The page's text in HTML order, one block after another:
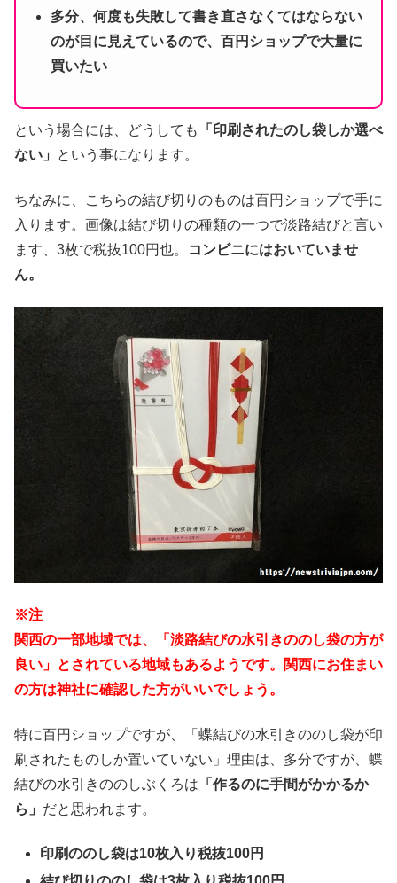
多分、何度も失敗して書き直さなくてはならない
のが目に見えているので、百円ショップで大量に
買いたい
という場合には、どうしても
「印刷されたのし袋しか選べ
ない」
という事になります。
ちなみに、こちらの結び切りのものは百円ショップで手に
入ります。画像は結び切りの種類の一つで淡路結びと言い
ます、3枚で税抜100円也。
コンビニにはおいていませ
ん。
※注
関西の一部地域では、「淡路結びの水引きののし袋の方が
良い」とされている地域もあるようです。関西にお住まい
の方は神社に確認した方がいいでしょう。
特に百円ショップですが、「蝶結びの水引きののし袋が印
刷されたものしか置いていない」理由は、多分ですが、蝶
結びの水引きののしぶくろは 「作るのに手間がかかるか
ら」 だと思われます。
印刷ののし袋は10枚入り税抜100円